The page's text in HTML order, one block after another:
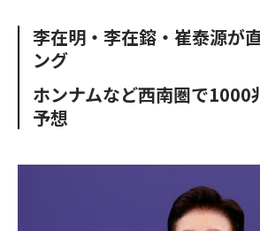
o
o
e
李在明・李在鎔・崔泰源が
ング
ホンナムなど西南圏で1000
予想